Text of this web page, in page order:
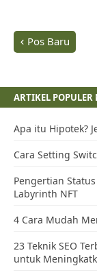
Mas Andisyam
dan bisa diakses
FOLLOW
Related